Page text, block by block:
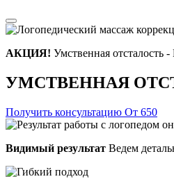
АКЦИЯ! Умственная отсталость
УМСТВЕННАЯ
Получить консультацию От 650
Видимый результат Ведем